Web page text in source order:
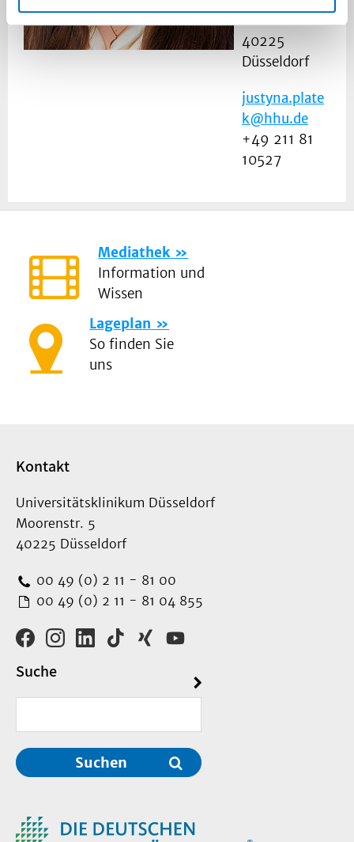
1
40225
Düsseldorf
justyna.plate
k@hhu.de
+49 211 81
10527
Mediathek
Information und
Wissen
Lageplan
So finden Sie
uns
Kontakt
Universitätsklinikum Düsseldorf
Moorenstr. 5
40225 Düsseldorf
00 49 (0) 2 11 - 81 00
00 49 (0) 2 11 - 81 04 855
Suche
Suchen